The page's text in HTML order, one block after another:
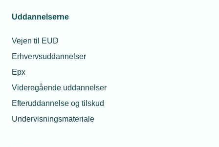
Uddannelserne
Vejen til EUD
Erhvervsuddannelser
Epx
Videregående uddannelser
Efteruddannelse og tilskud
Undervisningsmateriale
26. april 2021
Undgå dyre fejlansættelser
Fejlansættelser koster både tid, renommé og penge. Og